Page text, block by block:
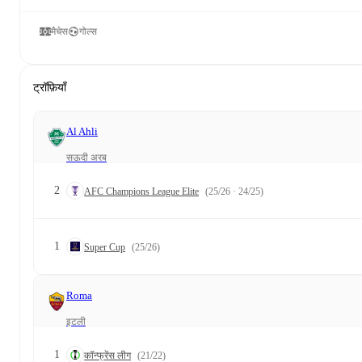
मैचेस गोल्स
ट्रॉफ़ियाँ
Al Ahli
सऊदी अरब
2 AFC Champions League Elite (25/26 · 24/25)
1 Super Cup (25/26)
Roma
इटली
1 कॉन्फ्रेंस लीग (21/22)